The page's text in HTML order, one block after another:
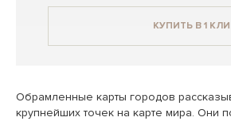
КУПИТЬ В 1
Обрамленные карты городов
крупнейших точек на карте мира. Они